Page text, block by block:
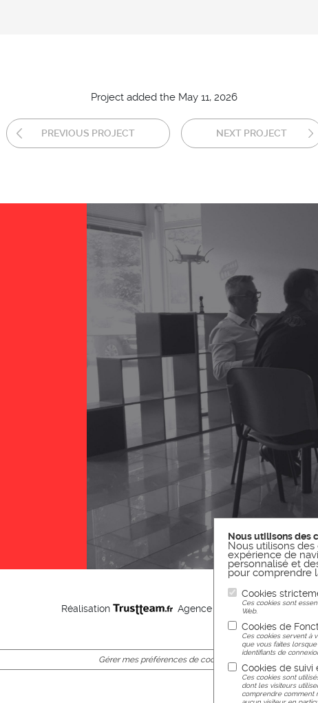
Project added the May 11, 2026
PREVIOUS PROJECT NEXT PROJECT
Réalisation Agence web Nancy
Gérer mes préférences de cookies
Nous utilisons des
Nous utilisons
expérience de
personnalisé et
pour comprendre
Cookies
Ces cookies sont
Web.
Cookies de
Ces cookies servent à
que vous faites
identifiants de
Cookies de
Ces cookies sont
dont les visiteurs
comprendre comment